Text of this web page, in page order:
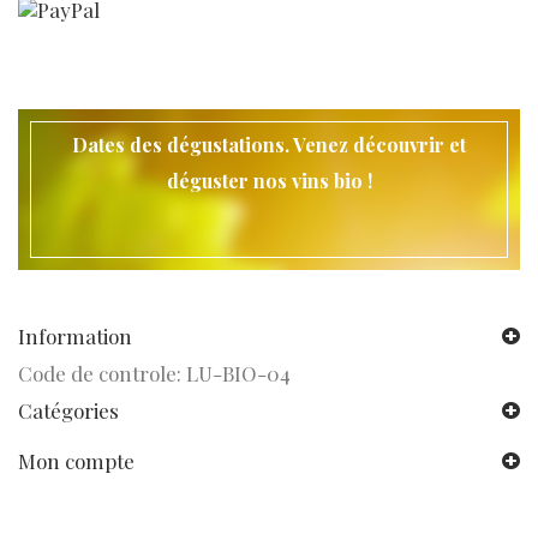
Dates des dégustations. Venez découvrir et
déguster nos vins bio !
Information
Code de controle: LU-BIO-04
Catégories
Mon compte